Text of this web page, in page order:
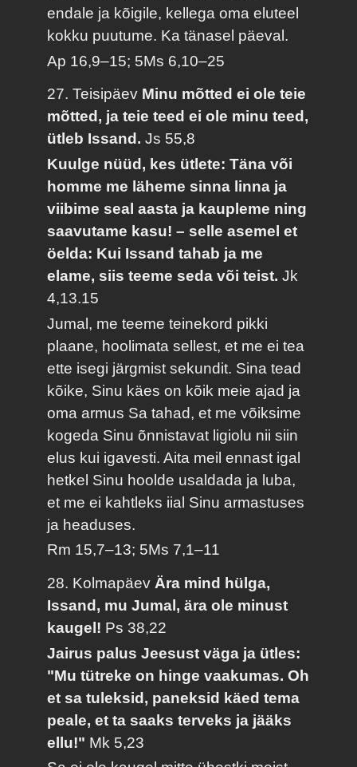
endale ja kõigile, kellega oma eluteel
kokku puutume. Ka tänasel päeval.
Ap 16,9–15; 5Ms 6,10–25
27. Teisipäev Minu mõtted ei ole teie
mõtted, ja teie teed ei ole minu teed,
ütleb Issand.Js 55,8
Kuulge nüüd, kes ütlete: Täna või
homme me läheme sinna linna ja
viibime seal aasta ja kaupleme ning
saavutame kasu! – selle asemel et
öelda: Kui Issand tahab ja me
elame, siis teeme seda või teist.Jk
4,13.15
Jumal, me teeme teinekord pikki
plaane, hoolimata sellest, et me ei tea
ette isegi järgmist sekundit. Sina tead
kõike, Sinu käes on kõik meie ajad ja
oma armus Sa tahad, et me võiksime
kogeda Sinu õnnistavat ligiolu nii siin
elus kui igavesti. Aita meil ennast igal
hetkel Sinu hoolde usaldada ja luba,
et me ei kahtleks iial Sinu armastuses
ja headuses.
Rm 15,7–13; 5Ms 7,1–11
28. Kolmapäev Ära mind hülga,
Issand, mu Jumal, ära ole minust
kaugel! Ps 38,22
Jairus palus Jeesust väga ja ütles:
"Mu tütreke on hinge vaakumas. Oh
et sa tuleksid, paneksid käed tema
peale, et ta saaks terveks ja jääks
ellu!" Mk 5,23